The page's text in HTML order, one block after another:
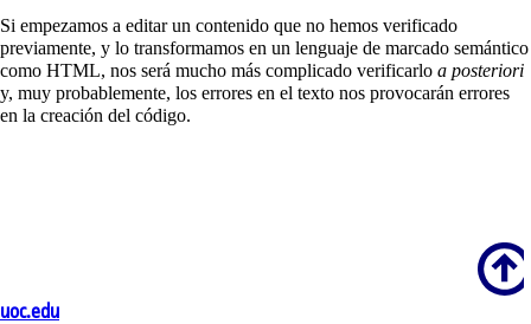
Si empezamos a editar un contenido que no hemos verificado
previamente, y lo transformamos en un lenguaje de marcado semántico
como HTML, nos será mucho más complicado verificarlo a posteriori
y, muy probablemente, los errores en el texto nos provocarán errores
en la creación del código.
Scroll
uoc.edu